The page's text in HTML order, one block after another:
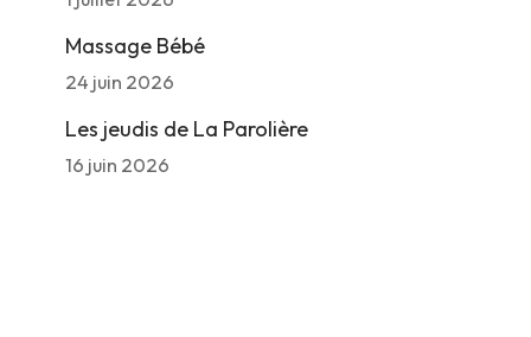
Massage Bébé
24 juin 2026
Les jeudis de La Parolière
16 juin 2026